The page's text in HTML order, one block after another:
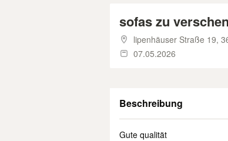
sofas zu
lipenhäuser Straße 19,
07.05.2026
Beschreibung
Gute qualität